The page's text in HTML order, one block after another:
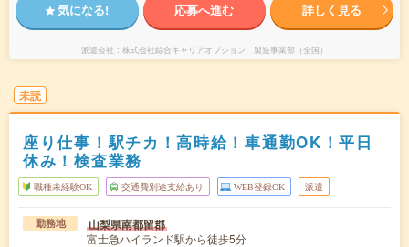
気になる! 応募へ進む 詳しく見る
派遣会社 株式会社綜合キャリアオプション 製造事業部（全国）
未読
座り仕事！駅チカ！高時給！車通勤OK！平日
休み！検査業務
職種未経験OK 交通費別途支給あり WEB登録OK 派遣
勤務地 山梨県南都留郡
富士急ハイランド駅から徒歩5分